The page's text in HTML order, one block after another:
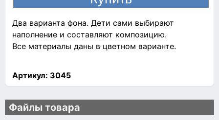
Два варианта фона. Дети сами выбирают
наполнение и составляют композицию.
Все материалы даны в цветном варианте.
Артикул: 3045
Файлы товара